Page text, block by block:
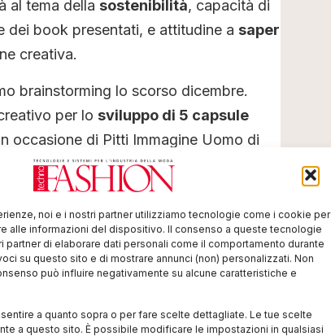
noi e i nostri partner utilizziamo tecnologie come i cookie per
alle informazioni del dispositivo. Il consenso a queste tecnologie
partner di elaborare dati personali come il comportamento durante
su questo sito e di mostrare annunci (non) personalizzati. Non
può influire negativamente su alcune caratteristiche e
a quanto sopra o per fare scelte dettagliate. Le tue scelte
a questo sito. È possibile modificare le impostazioni in qualsiasi
al tema della sostenibilità, capacità di
dei book presentati, e attitudine a saper
creativa.
brainstorming lo scorso dicembre.
per lo sviluppo di 5 capsule
occasione di Pitti Immagine Uomo di
per i processi attenti all’ambiente:
Bellucci produttore di tessuti
Gli studenti hanno potuto inoltre